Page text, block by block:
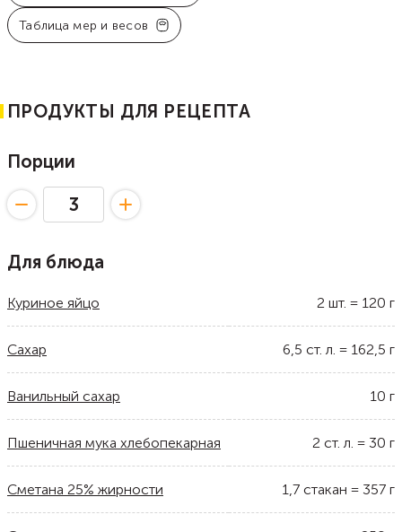
Таблица мер и весов
ПРОДУКТЫ ДЛЯ РЕЦЕПТА
Порции
Для блюда
Куриное яйцо 2 шт. = 120 г
Сахар 6,5 ст. л. = 162,5 г
Ванильный сахар 10 г
Пшеничная мука хлебопекарная 2 ст. л. = 30 г
Сметана 25% жирности 1,7 стакан = 357 г